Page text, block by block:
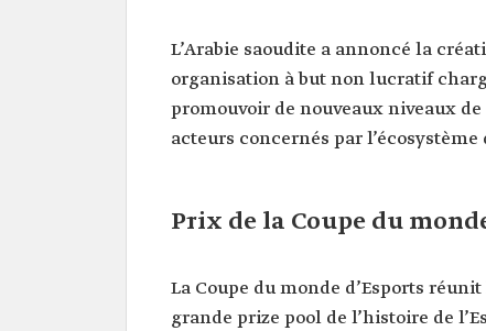
L’Arabie saoudite a annoncé la
organisation à but non lucratif
promouvoir de nouveaux niveaux
acteurs concernés par
Prix de la Coupe du
La Coupe du monde d’Esports
grande prize pool de l’histoire de